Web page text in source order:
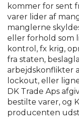
kommer for sent
varer lider af
manglerne
eller forhold som
kontrol, fx krig,
fra staten,
arbejdskonflikter
lockout, eller
DK Trade Aps
bestilte varer, og
producenten